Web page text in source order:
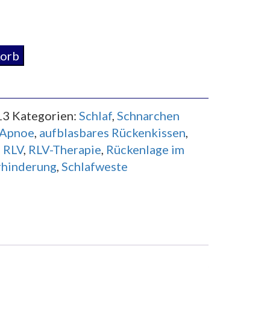
Kategorien: Schlaf, Schnarchen
, aufblasbares Rückenkissen,
RLV, RLV-Therapie, Rückenlage im
, Schlafweste